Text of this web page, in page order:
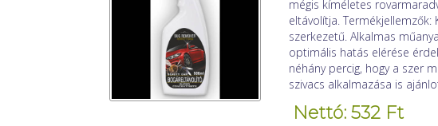
mégis kíméletes
eltávolítja.
szerkezetű. Alkalmas
optimális hatás elérése
néhány percig, hogy a szer
szivacs alkalmazása is
Nettó: 532 Ft